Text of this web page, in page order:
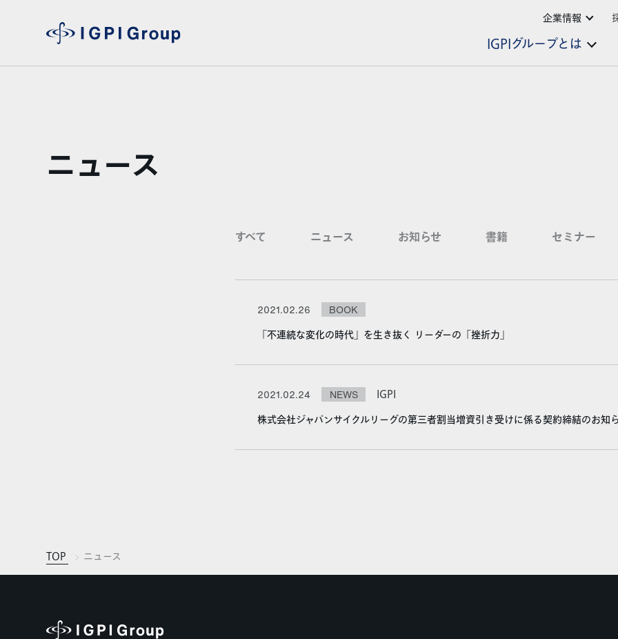
IGPIグループとは
企業情報
ニュース
すべて ニュース お知らせ 書籍 セミナー
2021.02.26
BOOK
「不連続な変化の時代」を生き抜く リーダーの「挫折力」
2021.02.24 NEWS
IGPI
株式会社ジャパンサイクルリーグの第三者割当増資引き受けに係る契約締結のお知
TOP ニュース